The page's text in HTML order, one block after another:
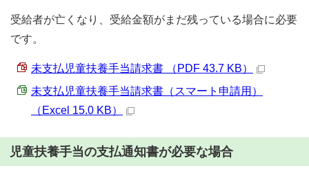
受給者が亡くなり、受給金額がまだ残っている場合に必要
です。
未支払児童扶養手当請求書 （PDF 43.7 KB）
未支払児童扶養手当請求書（スマート申請用）
（Excel 15.0 KB）
児童扶養手当の支払通知書が必要な場合